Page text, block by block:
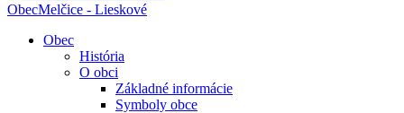
ObecMelčice - Lieskové
Obec
História
O obci
Základné informácie
Symboly obce